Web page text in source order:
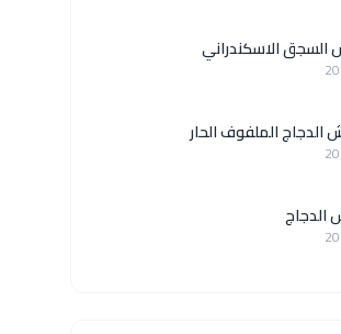
الاسكندراني
الدجاج الملفوف الحار